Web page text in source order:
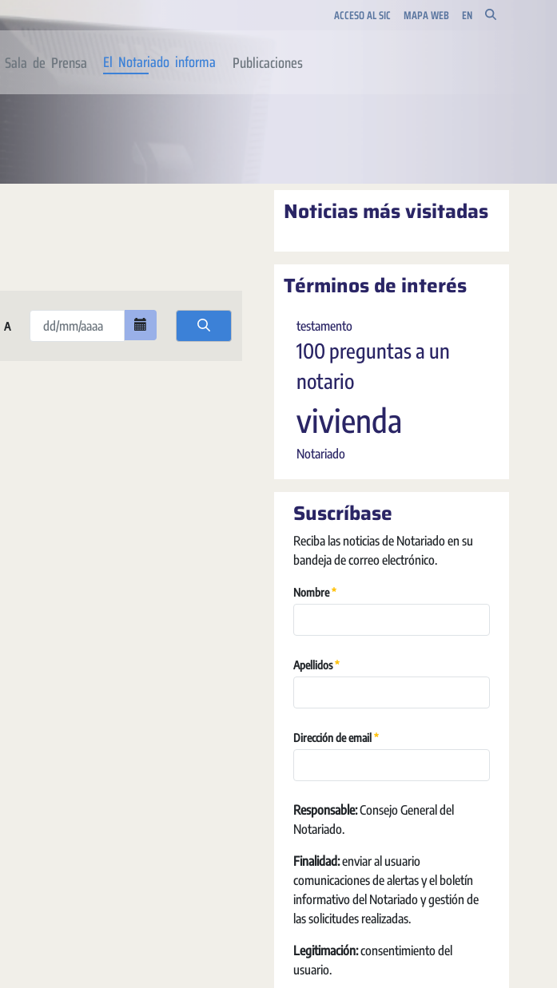
ACCESO AL SIC MAPA WEB EN
Sala de Prensa El Notariado informa Publicaciones
A
Noticias más visitadas
Términos de interés
testamento
100 preguntas a un
notario
vivienda
Notariado
Suscríbase
Reciba las noticias de Notariado en su
bandeja de correo electrónico.
Nombre Requerido
Apellidos Requerido
Dirección de email Requerido
Responsable:Consejo General del
Notariado.
Finalidad:enviar al usuario
comunicaciones de alertas y el boletín
informativo del Notariado y gestión de
las solicitudes realizadas.
Legitimación:consentimiento del
usuario.